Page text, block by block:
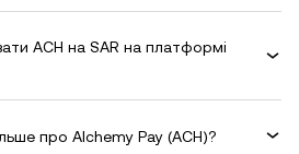
ACH на SAR на платформі
про Alchemy Pay (ACH)?